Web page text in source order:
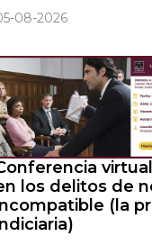
08-2026
los delitos de
(la